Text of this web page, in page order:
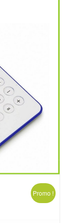
Promo !